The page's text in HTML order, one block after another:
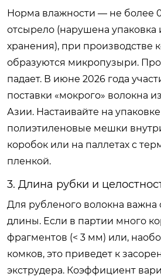
Норма влажности — не более
отсырело (нарушена упаковка
хранения), при производстве
образуются микропузыри.
падает. В июне 2026 года
поставки «мокрого» волокна
Азии. Настаивайте на
полиэтиленовые мешки
коробок или на паллетах с
пленкой.
3. Длина рубки и
Для рубленого волокна важна
длины. Если в партии много
фрагментов (< 3 мм) или,
комков, это приведет к
экструдера. Коэффициент